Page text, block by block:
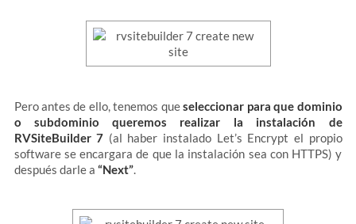
Pero antes de ello, tenemos queseleccionar para que dominio
o subdominio queremos realizar la instalación de
RVSiteBuilder 7 (al haber instalado Let’s Encrypt el propio
software se encargara de que la instalación sea con HTTPS) y
después darle a “Next”.